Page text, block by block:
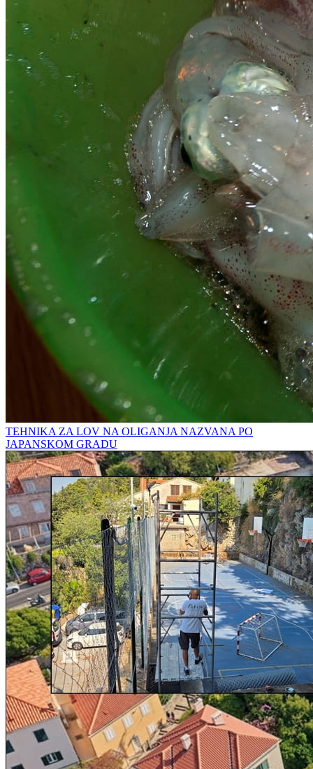
TEHNIKA ZA LOV NA OLIGANJA NAZVANA PO
JAPANSKOM GRADU